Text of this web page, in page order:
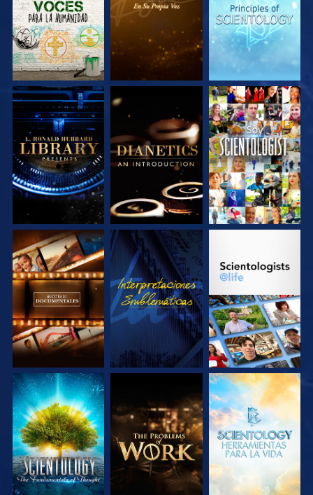
EXPLORA LAS
SERIES
EXPLORA LAS
SERIES
VE
EXPLORA LAS
SERIES
VE
EXPLORA LAS
EXPLORA LAS
SERIES
EXPLORA LAS
SERIES
EXPLORA LAS
SERIES